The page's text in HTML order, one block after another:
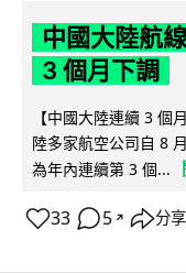
中國大陸航
3 個月下調
【中國大陸連續 3 個
陸多家航空公司自 8
為年內連續第 3 個...
33 5 ↗ 分享